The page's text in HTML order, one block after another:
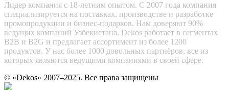
Лидер компания с 18-летним опытом. С 2007 года компания
специализируется на поставках, производстве и разработке
промопродукции и бизнес-подарков. Нам доверяют 90%
ведущих компаний Узбекистана. Dekos работает в сегментах
B2B и B2G и предлагает ассортимент из более 1200
продуктов. У нас более 1000 довольных партнёров, все из
которых являются ведущими компаниями в своей сфере.
© «Dekos» 2007–2025. Все права защищены